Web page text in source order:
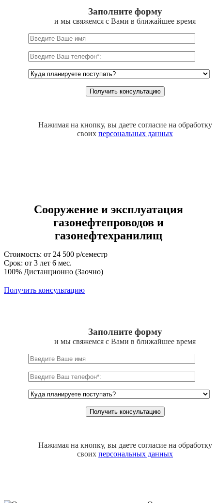
Заполните форму
и мы свяжемся с Вами в ближайшее время
Нажимая на кнопку, вы даете согласие на обработку
своих персональных данных
Сооружение и эксплуатация
газонефтепроводов и
газонефтехранилищ
Стоимость: от 24 500 р/семестр
Срок: от 3 лет 6 мес.
100% Дистанционно (Заочно)
Получить консультацию
Заполните форму
и мы свяжемся с Вами в ближайшее время
Нажимая на кнопку, вы даете согласие на обработку
своих персональных данных